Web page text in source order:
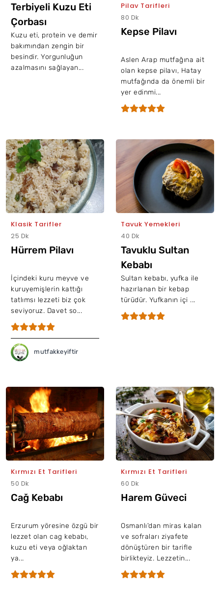
Terbiyeli Kuzu Eti
Çorbası
Kuzu eti, protein ve demir
bakımından zengin bir
besindir. Yorgunluğun
azalmasını sağlayan...
Pilav Tarifleri
80 Dk
Kepse Pilavı
Aslen Arap mutfağına ait
olan kepse pilavı, Hatay
mutfağında da önemli bir
yer edinmi...
Klasik Tarifler
25 Dk
Hürrem Pilavı
İçindeki kuru meyve ve
kuruyemişlerin kattığı
tatlımsı lezzeti biz çok
seviyoruz. Davet so...
mutfakkeyiftir
Tavuk Yemekleri
40 Dk
Tavuklu Sultan
Kebabı
Sultan kebabı, yufka ile
hazırlanan bir kebap
türüdür. Yufkanın içi ...
Kırmızı Et Tarifleri
50 Dk
Cağ Kebabı
Erzurum yöresine özgü bir
lezzet olan cag kebabı,
kuzu eti veya oğlaktan
ya...
Kırmızı Et Tarifleri
60 Dk
Harem Güveci
Osmanlı'dan miras kalan
ve sofraları ziyafete
dönüştüren bir tarifle
birlikteyiz. Lezzetin...